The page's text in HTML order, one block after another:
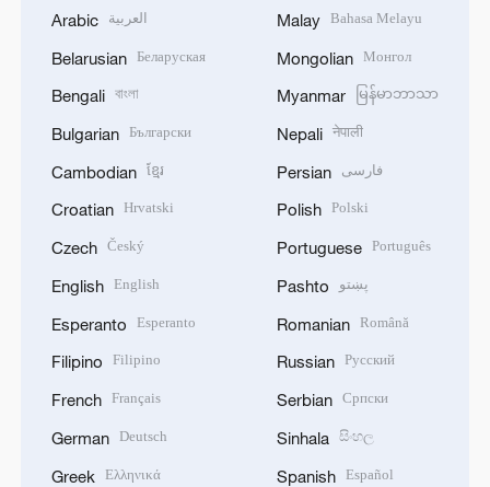
Arabic العربية
Belarusian Беларуская
Bengali বাংলা
Bulgarian Български
Cambodian ខ្មែរ
Croatian Hrvatski
Czech Český
English English
Esperanto Esperanto
Filipino Filipino
French Français
German Deutsch
Greek Ελληνικά
Malay Bahasa Melayu
Mongolian Монгол
Myanmar မြန်မာဘာသာ
Nepali नेपाली
Persian فارسی
Polish Polski
Portuguese Português
Pashto پښتو
Romanian Română
Russian Русский
Serbian Српски
Sinhala සිංහල
Spanish Español